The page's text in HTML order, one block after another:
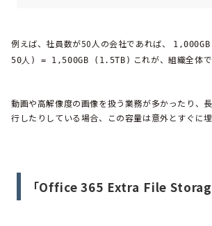
例えば、社員数が50人の会社であれば、
50人) = 1,500GB (1.5TB) これが、組織全体
動画や高解像度の画像を扱う業務が多かったり、
行したりしている場合、この容量は意外とすぐに埋
「Office 365 Extra File